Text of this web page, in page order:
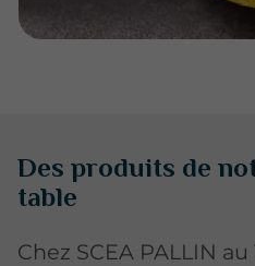
Des produits de
table
Chez SCEA PALLIN